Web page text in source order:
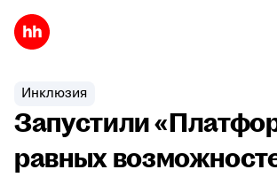
Инклюзия
Запустили
равных